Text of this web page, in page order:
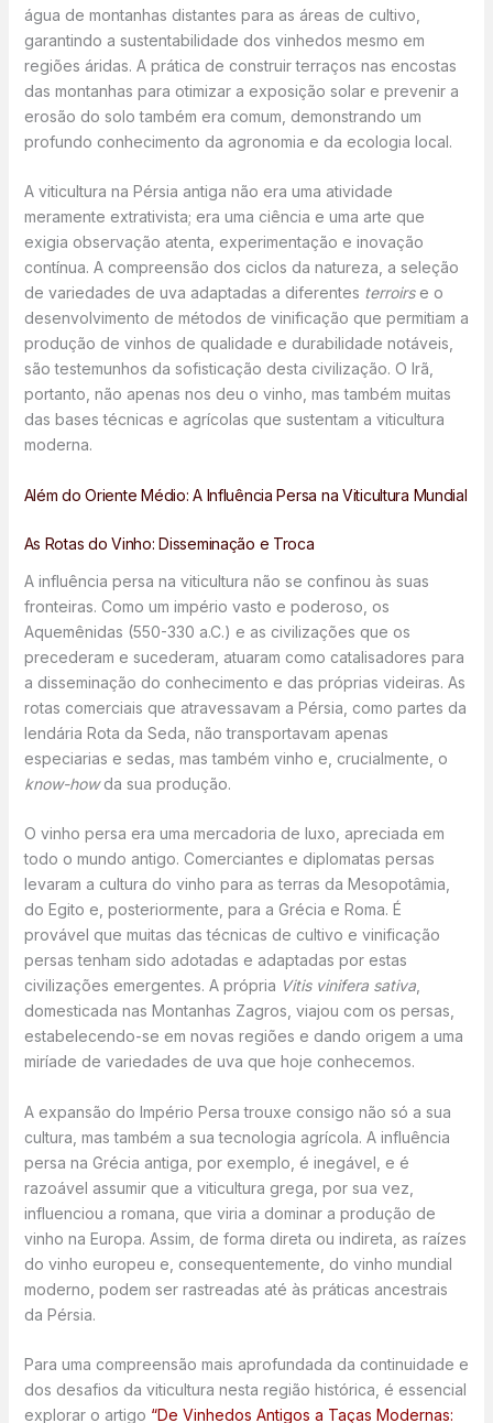
água de montanhas distantes para as áreas de cultivo,
garantindo a sustentabilidade dos vinhedos mesmo em
regiões áridas. A prática de construir terraços nas encostas
das montanhas para otimizar a exposição solar e prevenir a
erosão do solo também era comum, demonstrando um
profundo conhecimento da agronomia e da ecologia local.
A viticultura na Pérsia antiga não era uma atividade
meramente extrativista; era uma ciência e uma arte que
exigia observação atenta, experimentação e inovação
contínua. A compreensão dos ciclos da natureza, a seleção
de variedades de uva adaptadas a diferentes terroirse o
desenvolvimento de métodos de vinificação que permitiam a
produção de vinhos de qualidade e durabilidade notáveis,
são testemunhos da sofisticação desta civilização. O Irã,
portanto, não apenas nos deu o vinho, mas também muitas
das bases técnicas e agrícolas que sustentam a viticultura
moderna.
Além do Oriente Médio: A Influência Persa na Viticultura Mundial
As Rotas do Vinho: Disseminação e Troca
A influência persa na viticultura não se confinou às suas
fronteiras. Como um império vasto e poderoso, os
Aquemênidas (550-330 a.C.) e as civilizações que os
precederam e sucederam, atuaram como catalisadores para
a disseminação do conhecimento e das próprias videiras. As
rotas comerciais que atravessavam a Pérsia, como partes da
lendária Rota da Seda, não transportavam apenas
especiarias e sedas, mas também vinho e, crucialmente, o
know-howda sua produção.
O vinho persa era uma mercadoria de luxo, apreciada em
todo o mundo antigo. Comerciantes e diplomatas persas
levaram a cultura do vinho para as terras da Mesopotâmia,
do Egito e, posteriormente, para a Grécia e Roma. É
provável que muitas das técnicas de cultivo e vinificação
persas tenham sido adotadas e adaptadas por estas
civilizações emergentes. A própria Vitis vinifera sativa,
domesticada nas Montanhas Zagros, viajou com os persas,
estabelecendo-se em novas regiões e dando origem a uma
miríade de variedades de uva que hoje conhecemos.
A expansão do Império Persa trouxe consigo não só a sua
cultura, mas também a sua tecnologia agrícola. A influência
persa na Grécia antiga, por exemplo, é inegável, e é
razoável assumir que a viticultura grega, por sua vez,
influenciou a romana, que viria a dominar a produção de
vinho na Europa. Assim, de forma direta ou indireta, as raízes
do vinho europeu e, consequentemente, do vinho mundial
moderno, podem ser rastreadas até às práticas ancestrais
da Pérsia.
Para uma compreensão mais aprofundada da continuidade e
dos desafios da viticultura nesta região histórica, é essencial
explorar o artigo “De Vinhedos Antigos a Taças Modernas: